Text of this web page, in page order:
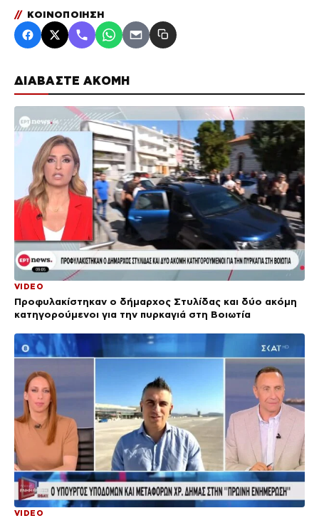
ΔΙΑΒΑΣΤΕ ΑΚΟΜΗ
VIDEO
Προφυλακίστηκαν ο δήμαρχος Στυλίδας και δύο ακόμη
κατηγορούμενοι για την πυρκαγιά στη Βοιωτία
VIDEO
// ΚΟΙΝΟΠΟΙΗΣΗ